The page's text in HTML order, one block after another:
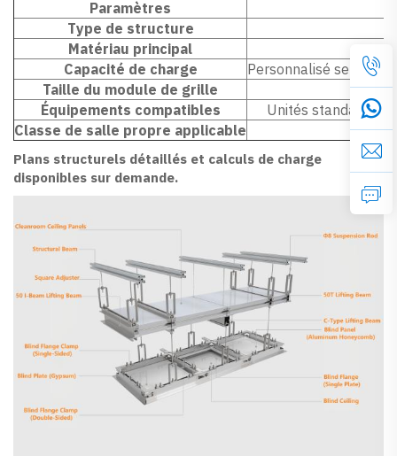
Paramètres
Type de structure
Matériau principal
Capacité de charge
Personnalisé selon
Taille du module de grille
Équipements compatibles
Unités standard de
Classe de salle propre applicable
Plans structurels détaillés et calculs de charge
disponibles sur demande.